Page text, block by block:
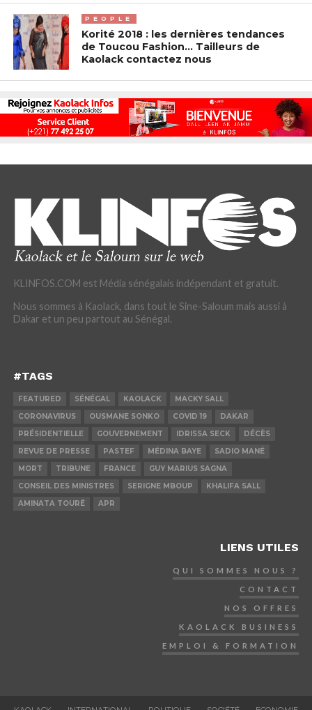
PEOPLE
Korité 2018 : les dernières tendances
de Toucou Fashion… Tailleurs de
Kaolack contactez nous
KLINFOS.COM est Média sénégalais indépendant et gratuit.
Nous sommes à Kaolack, dans tout le Sine-Saloum mais aussi à
Dakar et un peu partout au Sénégal.
#TAGS
FEATURED SÉNÉGAL KAOLACK
MACKY SALL
CORONAVIRUS
OUSMANE SONKO COVID 19
DAKAR
PRÉSIDENTIELLE
GOUVERNEMENT IDRISSA SECK
DÉCÈS
REVUE DE PRESSE
PASTEF MÉDINA BAYE
SADIO MANÉ
MORT
TRIBUNE FRANCE
GUY MARIUS SAGNA
CONSEIL DES MINISTRES
SERIGNE MBOUP
KHALIFA SALL
AMINATA TOURÉ
APR
LIENS UTILES
QUI SOMMES NOUS ?
CONTACT
NOS OFFRES
KAOLACK BUSINESS
EMPLOI & FORMATION